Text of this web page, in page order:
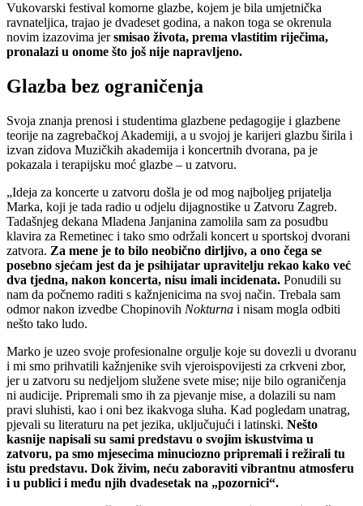
Vukovarski festival komorne glazbe, kojem je bila umjetnička
ravnateljica, trajao je dvadeset godina, a nakon toga se okrenula
novim izazovima jersmisao života, prema vlastitim riječima,
pronalazi u onome što još nije napravljeno.
Glazba bez ograničenja
Svoja znanja prenosi i studentima glazbene pedagogije i glazbene
teorije na zagrebačkoj Akademiji, a u svojoj je karijeri glazbu širila i
izvan zidova Muzičkih akademija i koncertnih dvorana, pa je
pokazala i terapijsku moć glazbe – u zatvoru.
„Ideja za koncerte u zatvoru došla je od mog najboljeg prijatelja
Marka, koji je tada radio u odjelu dijagnostike u Zatvoru Zagreb.
Tadašnjeg dekana Mladena Janjanina zamolila sam za posudbu
klavira za Remetinec i tako smo održali koncert u sportskoj dvorani
zatvora. Za mene je to bilo neobično dirljivo, a ono čega se
posebno sjećam jest da je psihijatar upravitelju rekao kako već
dva tjedna, nakon koncerta, nisu imali incidenata. Ponudili su
nam da počnemo raditi s kažnjenicima na svoj način. Trebala sam
odmor nakon izvedbe Chopinovih Nokturna i nisam mogla odbiti
nešto tako ludo.
Marko je uzeo svoje profesionalne orgulje koje su dovezli u dvoranu
i mi smo prihvatili kažnjenike svih vjeroispovijesti za crkveni zbor,
jer u zatvoru su nedjeljom služene svete mise; nije bilo ograničenja
ni audicije. Pripremali smo ih za pjevanje mise, a dolazili su nam
pravi sluhisti, kao i oni bez ikakvoga sluha. Kad pogledam unatrag,
pjevali su literaturu na pet jezika, uključujući i latinski. Nešto
kasnije napisali su sami predstavu o svojim iskustvima u
zatvoru, pa smo mjesecima minuciozno pripremali i režirali tu
istu predstavu. Dok živim, neću zaboraviti vibrantnu atmosferu
i u publici i među njih dvadesetak na „pozornici“.